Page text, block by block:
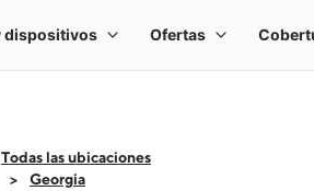
Todas las ubicaciones
Georgia